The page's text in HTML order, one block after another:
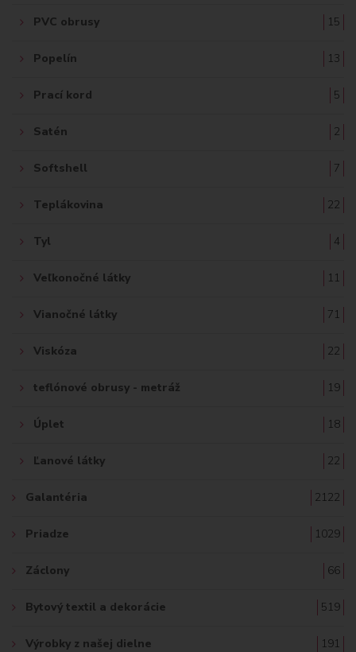
PVC obrusy 15
Popelín 13
Prací kord 5
Satén 2
Softshell 7
Teplákovina 22
Tyl 4
Veľkonočné látky 11
Vianočné látky 71
Viskóza 22
teflónové obrusy - metráž 19
Úplet 18
Ľanové látky 22
Galantéria 2122
Priadze 1029
Záclony 66
Bytový textil a dekorácie 519
Výrobky z našej dielne 191